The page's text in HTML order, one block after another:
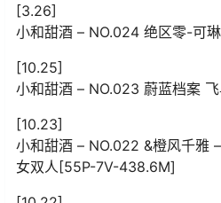
[3.26]
小和甜酒 – NO.024 绝区零-可
[10.25]
小和甜酒 – NO.023 蔚蓝档案
[10.23]
小和甜酒 – NO.022 &橙风千雅
女双人[55P-7V-438.6M]